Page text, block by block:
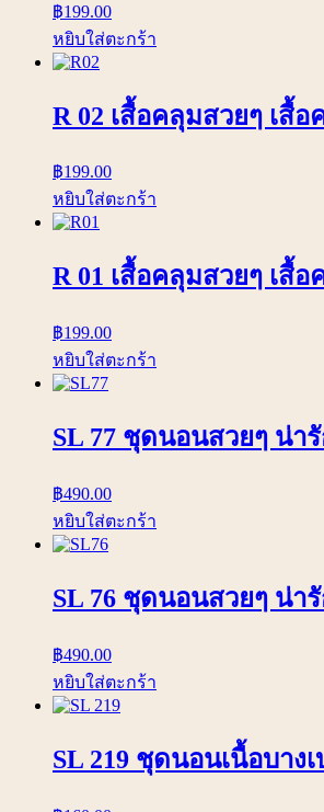
฿199.00
หยิบใส่ตะกร้า
R 02 เสื้อคลุมสวยๆ เสื้
฿199.00
หยิบใส่ตะกร้า
R 01 เสื้อคลุมสวยๆ เสื้
฿199.00
หยิบใส่ตะกร้า
SL 77 ชุดนอนสวยๆ น่า
฿490.00
หยิบใส่ตะกร้า
SL 76 ชุดนอนสวยๆ น่
฿490.00
หยิบใส่ตะกร้า
SL 219 ชุดนอนเนื้อบาง